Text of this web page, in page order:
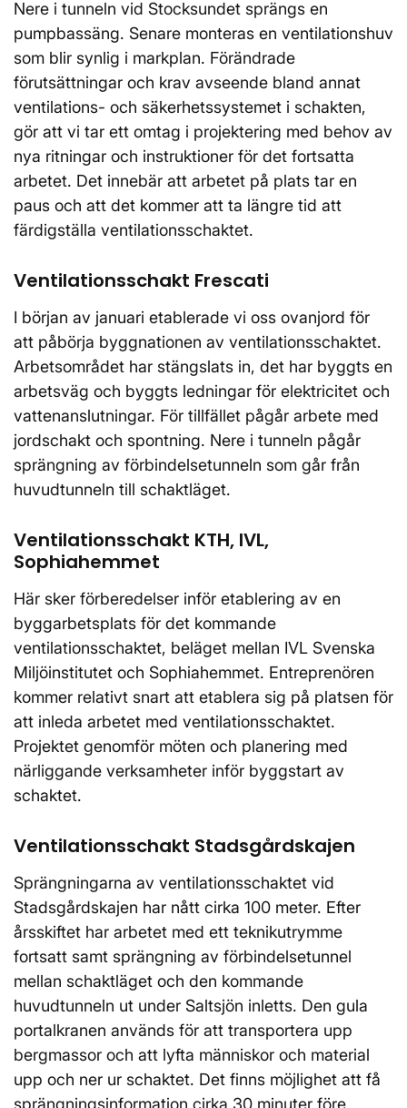
Nere i tunneln vid Stocksundet sprängs en
pumpbassäng. Senare monteras en ventilationshuv
som blir synlig i markplan. Förändrade
förutsättningar och krav avseende bland annat
ventilations- och säkerhetssystemet i schakten,
gör att vi tar ett omtag i projektering med behov av
nya ritningar och instruktioner för det fortsatta
arbetet. Det innebär att arbetet på plats tar en
paus och att det kommer att ta längre tid att
färdigställa ventilationsschaktet.
Ventilationsschakt Frescati
I början av januari etablerade vi oss ovanjord för
att påbörja byggnationen av ventilationsschaktet.
Arbetsområdet har stängslats in, det har byggts en
arbetsväg och byggts ledningar för elektricitet och
vattenanslutningar. För tillfället pågår arbete med
jordschakt och spontning. Nere i tunneln pågår
sprängning av förbindelsetunneln som går från
huvudtunneln till schaktläget.
Ventilationsschakt KTH, IVL,
Sophiahemmet
Här sker förberedelser inför etablering av en
byggarbetsplats för det kommande
ventilationsschaktet, beläget mellan IVL Svenska
Miljöinstitutet och Sophiahemmet. Entreprenören
kommer relativt snart att etablera sig på platsen för
att inleda arbetet med ventilationsschaktet.
Projektet genomför möten och planering med
närliggande verksamheter inför byggstart av
schaktet.
Ventilationsschakt Stadsgårdskajen
Sprängningarna av ventilationsschaktet vid
Stadsgårdskajen har nått cirka 100 meter. Efter
årsskiftet har arbetet med ett teknikutrymme
fortsatt samt sprängning av förbindelsetunnel
mellan schaktläget och den kommande
huvudtunneln ut under Saltsjön inletts. Den gula
portalkranen används för att transportera upp
bergmassor och att lyfta människor och material
upp och ner ur schaktet. Det finns möjlighet att få
sprängningsinformation cirka 30 minuter före